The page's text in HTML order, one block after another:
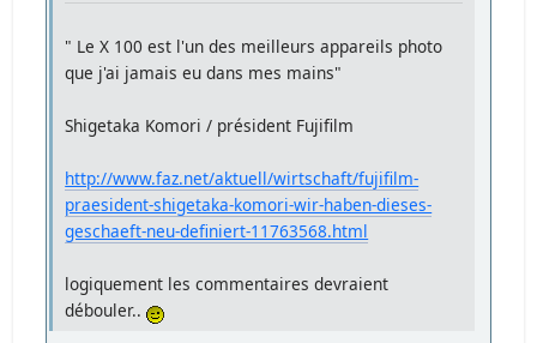
" Le X 100 est l'un des meilleurs appareils photo
que j'ai jamais eu dans mes mains"
Shigetaka Komori / président Fujifilm
http://www.faz.net/aktuell/wirtschaft/fujifilm-
praesident-shigetaka-komori-wir-haben-dieses-
geschaeft-neu-definiert-11763568.html
logiquement les commentaires devraient
débouler..